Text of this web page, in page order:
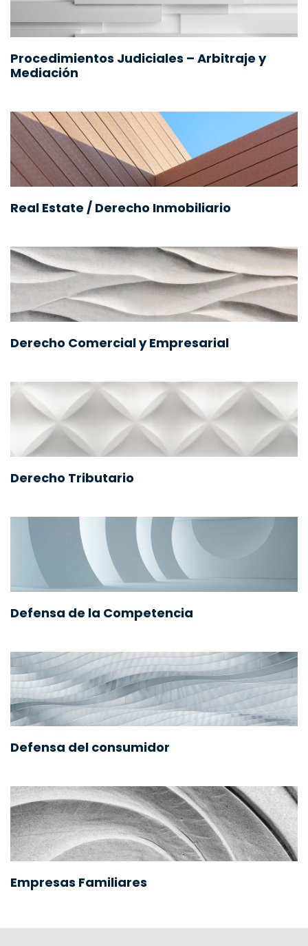
Procedimientos Judiciales – Arbitraje y
Mediación
Real Estate / Derecho Inmobiliario
Derecho Comercial y Empresarial
Derecho Tributario
Defensa de la Competencia
Defensa del consumidor
Empresas Familiares